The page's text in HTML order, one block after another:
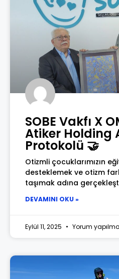
SOBE Vakfı X
Atiker Holding
Protokolü 🤝
Otizmli çocuklarımızın
desteklemek ve otizm
taşımak adına
DEVAMINI OKU »
Eylül 11, 2025 Yorum